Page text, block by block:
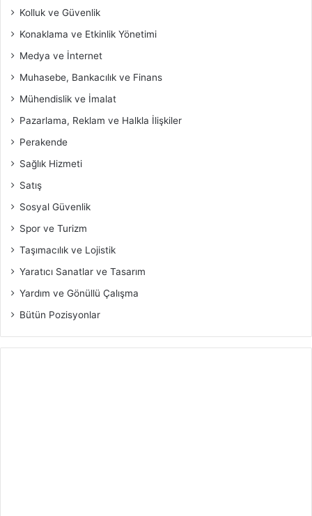
Kolluk ve Güvenlik
Konaklama ve Etkinlik Yönetimi
Medya ve İnternet
Muhasebe, Bankacılık ve Finans
Mühendislik ve İmalat
Pazarlama, Reklam ve Halkla İlişkiler
Perakende
Sağlık Hizmeti
Satış
Sosyal Güvenlik
Spor ve Turizm
Taşımacılık ve Lojistik
Yaratıcı Sanatlar ve Tasarım
Yardım ve Gönüllü Çalışma
Bütün Pozisyonlar